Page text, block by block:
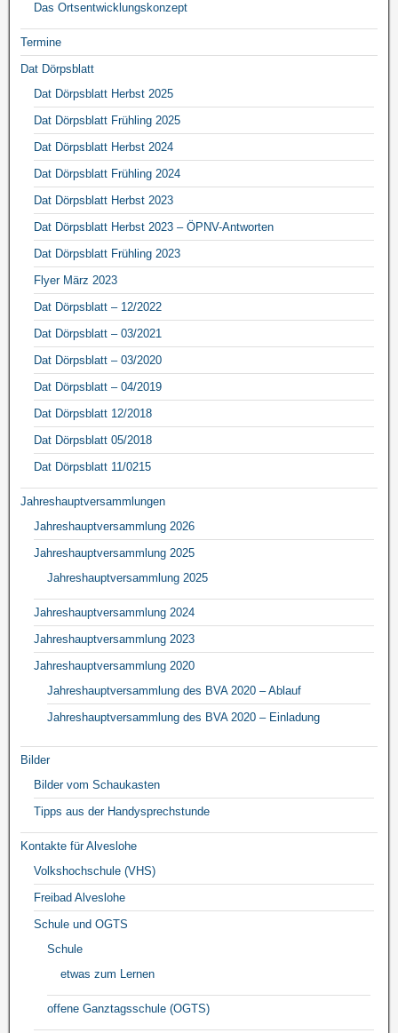
Das Ortsentwicklungskonzept
Termine
Dat Dörpsblatt
Dat Dörpsblatt Herbst 2025
Dat Dörpsblatt Frühling 2025
Dat Dörpsblatt Herbst 2024
Dat Dörpsblatt Frühling 2024
Dat Dörpsblatt Herbst 2023
Dat Dörpsblatt Herbst 2023 – ÖPNV-Antworten
Dat Dörpsblatt Frühling 2023
Flyer März 2023
Dat Dörpsblatt – 12/2022
Dat Dörpsblatt – 03/2021
Dat Dörpsblatt – 03/2020
Dat Dörpsblatt – 04/2019
Dat Dörpsblatt 12/2018
Dat Dörpsblatt 05/2018
Dat Dörpsblatt 11/0215
Jahreshauptversammlungen
Jahreshauptversammlung 2026
Jahreshauptversammlung 2025
Jahreshauptversammlung 2025
Jahreshauptversammlung 2024
Jahreshauptversammlung 2023
Jahreshauptversammlung 2020
Jahreshauptversammlung des BVA 2020 – Ablauf
Jahreshauptversammlung des BVA 2020 – Einladung
Bilder
Bilder vom Schaukasten
Tipps aus der Handysprechstunde
Kontakte für Alveslohe
Volkshochschule (VHS)
Freibad Alveslohe
Schule und OGTS
Schule
etwas zum Lernen
offene Ganztagsschule (OGTS)